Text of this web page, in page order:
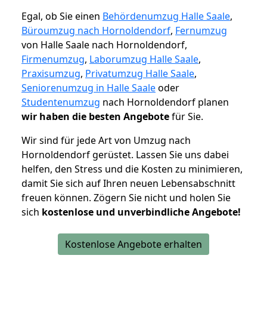
Egal, ob Sie einen Behördenumzug Halle Saale,
Büroumzug nach Hornoldendorf, Fernumzug
von Halle Saale nach Hornoldendorf,
Firmenumzug, Laborumzug Halle Saale,
Praxisumzug, Privatumzug Halle Saale,
Seniorenumzug in Halle Saaleoder
Studentenumzug nach Hornoldendorf planen
wir haben die besten Angebotefür Sie.
Wir sind für jede Art von Umzug nach
Hornoldendorf gerüstet. Lassen Sie uns dabei
helfen, den Stress und die Kosten zu minimieren,
damit Sie sich auf Ihren neuen Lebensabschnitt
freuen können. Zögern Sie nicht und holen Sie
sich kostenlose und unverbindliche Angebote!
Kostenlose Angebote erhalten